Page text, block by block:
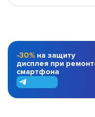
-30% на защиту
дисплея при
смартфона